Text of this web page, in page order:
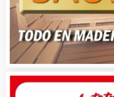
Asilos
Asociaciones Civiles